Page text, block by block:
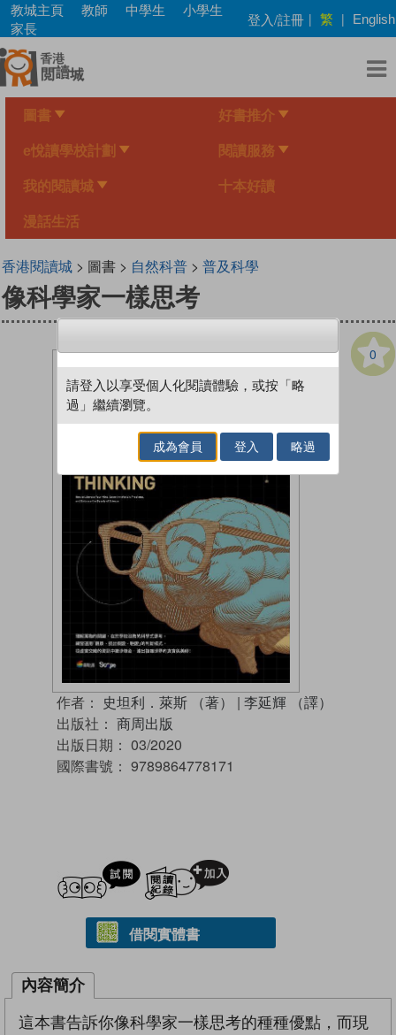
Skip
main
content
教城主頁 教師 中學生
小學生
家長
登入/註冊 | 繁 | English
圖書 好書推介
e悅讀學校計劃 閱讀服務
我的閱讀城 十本好讀
漫話生活
香港閱讀城> 圖書 > 自然科普> 普及科學
像科學家一樣思考
0
作者： 史坦利．萊斯 （著） | 李延輝 （譯）
出版社： 商周出版
出版日期： 03/2020
國際書號： 9789864778171
試閲
借閱實體書
內容簡介
這本書告訴你像科學家一樣思考的種種優點，而現
請登入以享受個人化閱讀體驗，或按「略
過」繼續瀏覽。
成為會員 登入 略過